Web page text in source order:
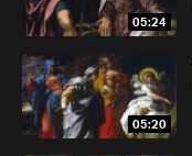
05:24
05:20